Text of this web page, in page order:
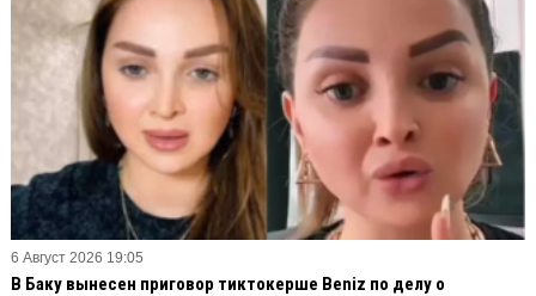
6 Август 2026 19:05
В Баку вынесен приговор тиктокерше Beniz по делу о